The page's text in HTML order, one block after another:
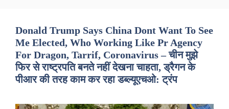
Donald Trump Says China Dont Want To See
Me Elected, Who Working Like Pr Agency
For Dragon, Tarrif, Coronavirus – चीन मुझे
फिर से राष्ट्रपति बनते नहीं देखना चाहता, ड्रैगन के
पीआर की तरह काम कर रहा डब्ल्यूएचओ: ट्रंप